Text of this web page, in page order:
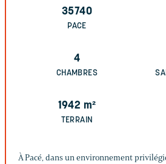
35740
PACE
4
CHAMBRES
1942 m²
TERRAIN
À Pacé, dans un environnement